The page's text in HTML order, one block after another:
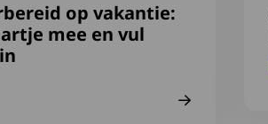
op vakantie:
mee en vul